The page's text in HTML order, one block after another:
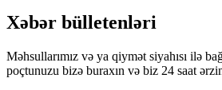
Xəbər bülletenləri
Məhsullarımız və ya qiymət siyahısı ilə
poçtunuzu bizə buraxın və biz 24 saat